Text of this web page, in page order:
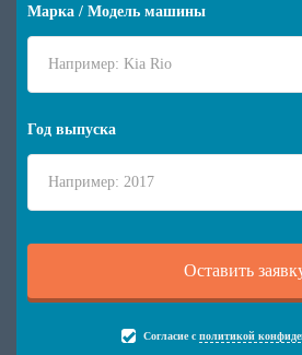
Марка / Модель машины
Год выпуска
Согласие с политикой